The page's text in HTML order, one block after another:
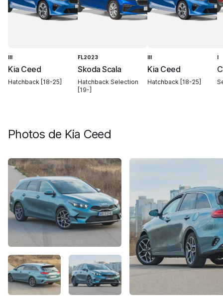
III
Kia Ceed
Hatchback [18-25]
FL2023
Skoda Scala
Hatchback Selection
[19-]
III
Kia Ceed
Hatchback [18-25]
I
Photos de Kia Ceed